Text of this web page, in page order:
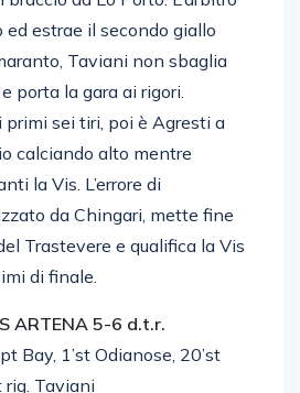
da Lo Porto. L’arbitro
estrae il secondo giallo
Taviani non sbaglia
porta la gara ai rigori.
sei tiri, poi è Agresti a
calciando alto mentre
la Vis. L’errore di
da Chingari, mette fine
Trastevere e qualifica la Vis
ARTENA 5-6 d.t.r.
Bay, 1’st Odianose, 20’st